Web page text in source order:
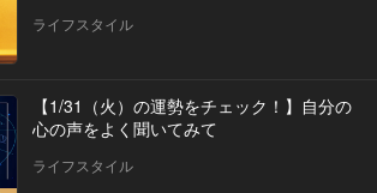
ライフスタイル
【1/31（火）の運勢をチェック！】自分の
心の声をよく聞いてみて
ライフスタイル